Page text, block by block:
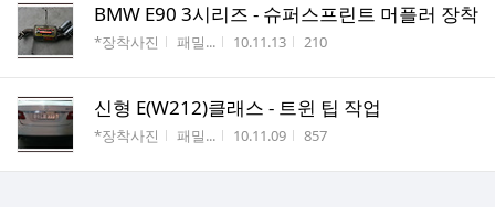
BMW E90 3시리즈 - 슈퍼스프린트 머플러 장착
게시판명
*장착사진 작성자
패밀... 작성시간
10.11.13 조회수
210
신형 E(W212)클래스 - 트윈 팁 작업
게시판명
*장착사진 작성자
패밀... 작성시간
10.11.09 조회수
857